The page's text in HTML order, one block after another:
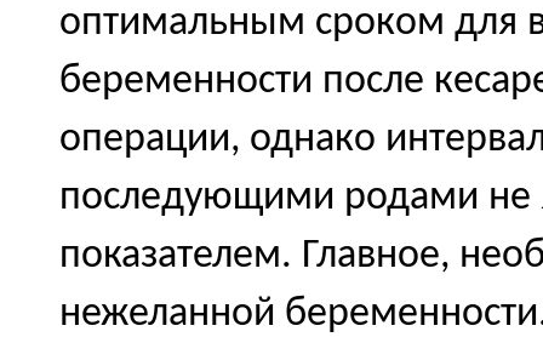
оптимальным сроком для
беременности после
операции, однако
последующими родами не
показателем. Главное,
нежеланной